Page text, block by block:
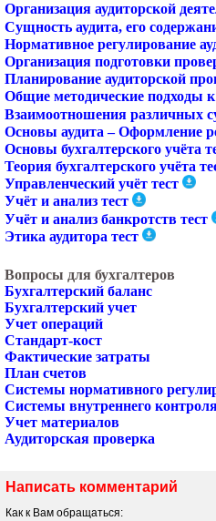
Организация аудиторской
Сущность аудита, его
Нормативное регулирование
Организация подготовки
Планирование аудиторской
Общие методические подходы к
Взаимоотношения различных
Основы аудита – Оформление
Основы бухгалтерского учёта
Теория бухгалтерского учёта
Управленческий учёт тест
Учёт и анализ тест
Учёт и анализ банкротств тест
Этика аудитора тест
Вопросы для бухгалтеров
Бухгалтерский баланс
Бухгалтерский учет
Учет операций
Стандарт-кост
Фактические затраты
План счетов
Cистемы нормативного
Cистемы внутреннего
Учет материалов
Аудиторская проверка
Написать комментарий
Как к Вам обращаться: